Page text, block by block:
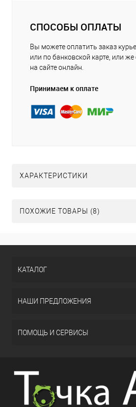
СПОСОБЫ ОПЛАТЫ
Вы можете оплатить заказ
или по банковской карте, или
на сайте онлайн.
Принимаем к оплате
ХАРАКТЕРИСТИКИ
ПОХОЖИЕ ТОВАРЫ (8)
КАТАЛОГ
НАШИ ПРЕДЛОЖЕНИЯ
ПОМОЩЬ И СЕРВИСЫ